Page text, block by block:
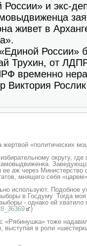
и экс-
живет в
России»
Трухин, от
временно
Виктория
«политических
округу,
аж через Министерство
мнящего себя
используют. Подобное
в Госдуму. Тогда
- однако ей
)
«Рябинушка» тоже
выступая в роли